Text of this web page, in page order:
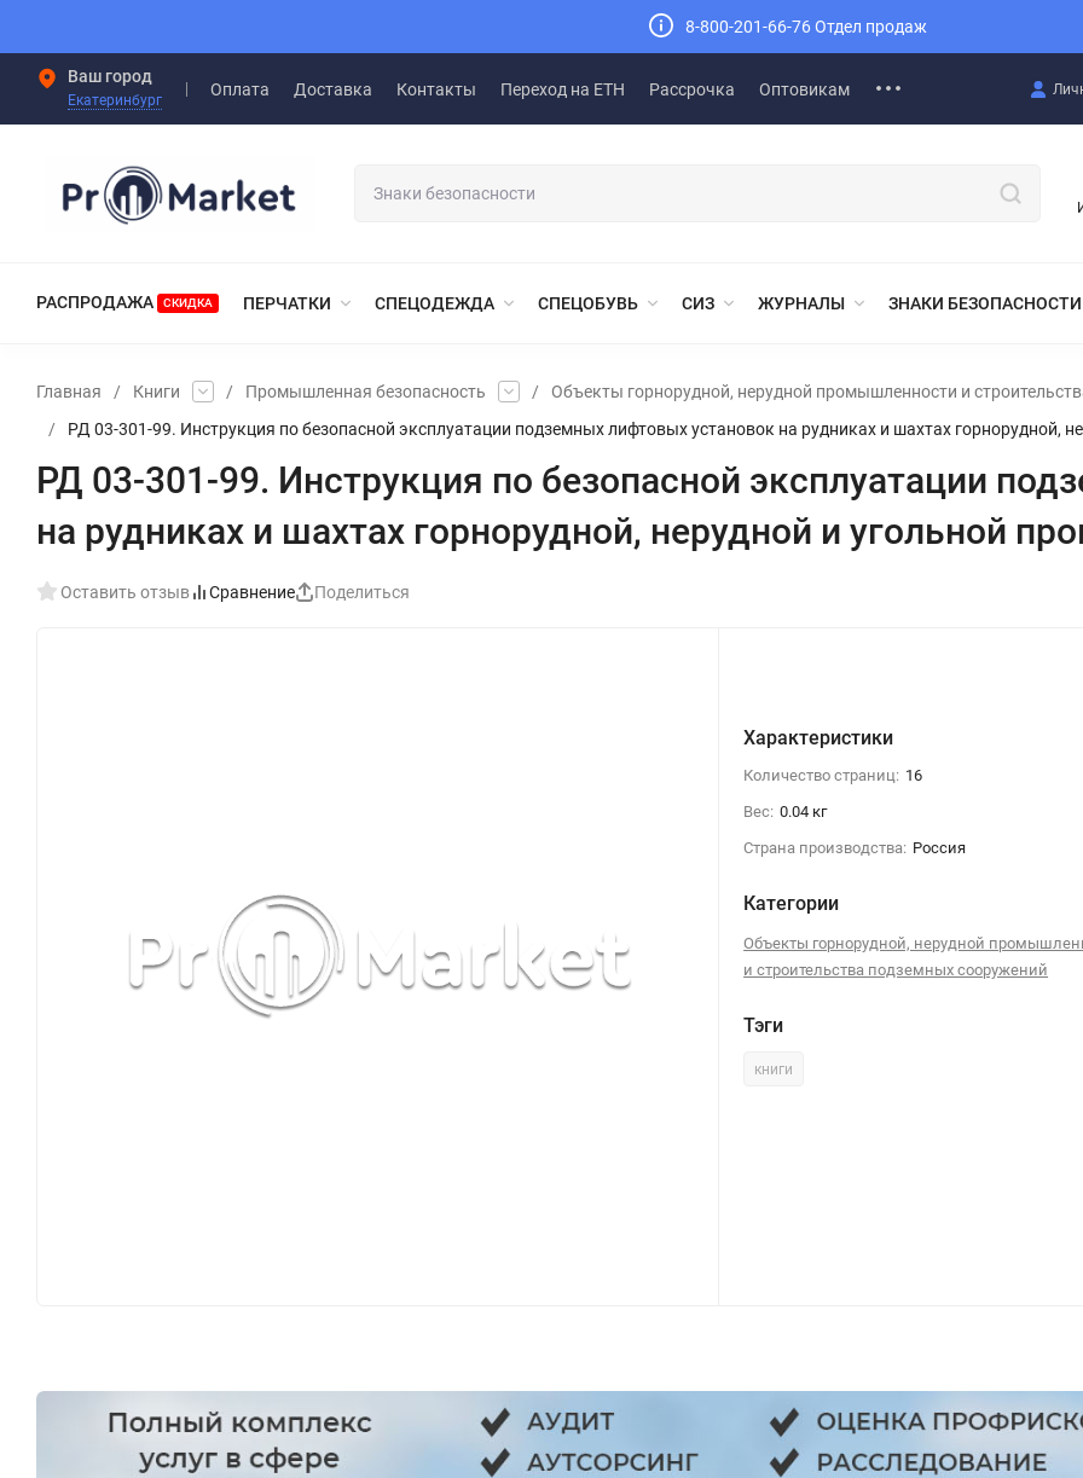
8-800-201-66-76 Отдел продаж
Ваш город
Екатеринбург
Оплата Доставка Контакты Переход на ЕТН Рассрочка Оптовикам
РАСПРОДАЖА СКИДКА ПЕРЧАТКИ СПЕЦОДЕЖДА СПЕЦОБУВЬ СИЗ ЖУРНАЛЫ ЗНАКИ БЕЗОПАСНОСТИ
Главная / Книги / Промышленная безопасность /
Объекты горнорудной, нерудной промышленности и
/
РД 03-301-99. Инструкция по безопасной эксплуатации подземных лифтовых установок на рудниках и шахтах горнорудной,
РД 03-301-99. Инструкция по безопасной эксплуатации
на рудниках и шахтах горнорудной, нерудной и угольной
Оставить отзыв Сравнение Поделиться
Характеристики
Количество страниц: 16
Вес: 0.04 кг
Страна производства: Россия
Категории
Объекты горнорудной, нерудной
и строительства подземных сооружений
Тэги
книги